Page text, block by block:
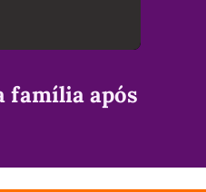
família após